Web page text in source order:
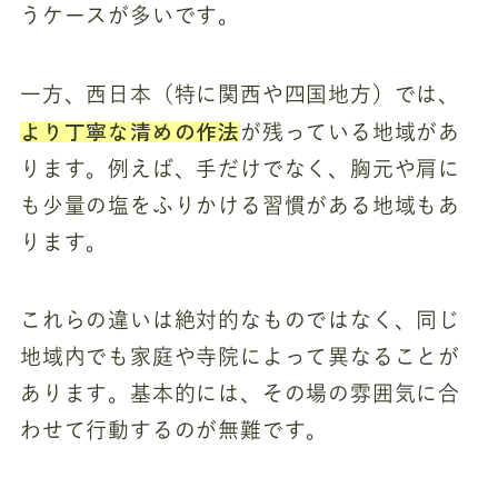
うケースが多いです。
一方、西日本（特に関西や四国地方）では、
より丁寧な清めの作法が残っている地域があ
ります。例えば、手だけでなく、胸元や肩に
も少量の塩をふりかける習慣がある地域もあ
ります。
これらの違いは絶対的なものではなく、同じ
地域内でも家庭や寺院によって異なることが
あります。基本的には、その場の雰囲気に合
わせて行動するのが無難です。